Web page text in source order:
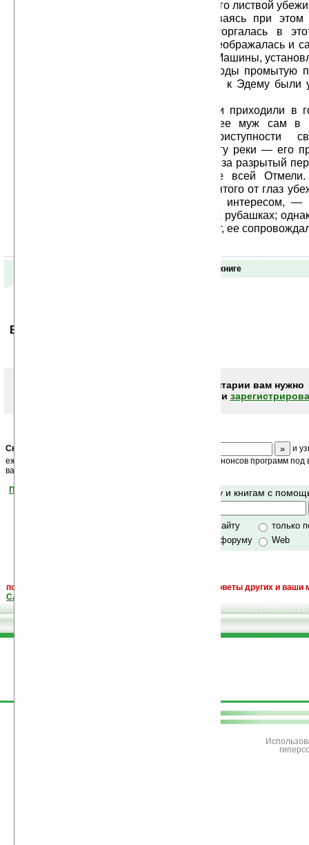
миссис Мак–Ги могла из своего увитого листвой
ведущимися внизу работами, оставаясь при
жизнь медленно, но неуклонно вторгалась в
идиллический уголок, более того, преображалась и
даже Норт–Форк изменил свой цвет. Машины,
гнали в ставшие теперь мутными воды промытую
мыс огибала желтая река. Подступы к Эдему были
Однако миссис Мак–Ги вряд ли приходили в
сентиментальные рассуждения, а ее муж сам в
способствовал сокрушению неприступности
присоединив к ним участок на берегу реки — его
совестливые Уейны как возмещение за разрытый
таким образом, причастным судьбе всей
развлекалась тем, что из своего скрытого от глаз
— по всей вероятности, с детским интересом, —
отмели братья в одинаковых красных рубашках;
когда она перебиралась вниз на берег, ее
Отзывы о книге
Ваше мнение будет первым.
Чтобы писать комментарии вам нужно
или
Скоро
и
ежедневный или еженедельный дайджест новостей, анонсов программ под
ваш почтовый ящик.
Помогите Ладошкам стать лучше
Поиск по сайту и книгам с
только по сайту
только
по сайту и форуму
Web
поиск
и обсуждение книг, новых, старых, лучших, советы других и ваши
САЙТА "Книги, книги, и другие книги"